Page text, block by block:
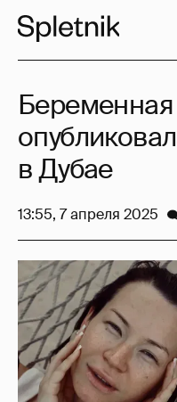
в Дубае
13:55, 7 апреля 2025